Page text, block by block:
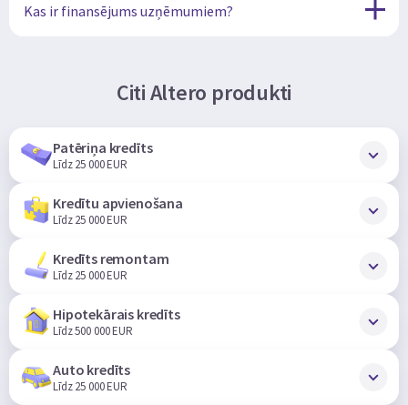
Kas ir finansējums uzņēmumiem?
Citi Altero produkti
Patēriņa kredīts
Līdz 25 000 EUR
Kredītu apvienošana
Līdz 25 000 EUR
Kredīts remontam
Līdz 25 000 EUR
Hipotekārais kredīts
Līdz 500 000 EUR
Auto kredīts
Līdz 25 000 EUR